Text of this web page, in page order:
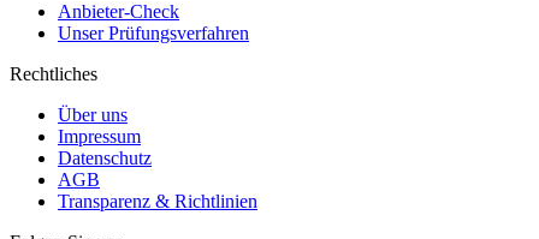
Anbieter-Check
Unser Prüfungsverfahren
Rechtliches
Über uns
Impressum
Datenschutz
AGB
Transparenz & Richtlinien